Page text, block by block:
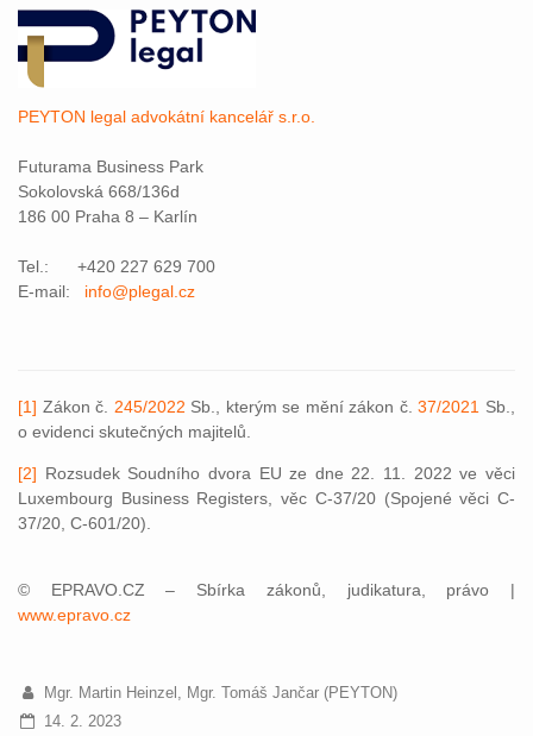
PEYTON legal advokátní kancelář s.r.o.
Futurama Business Park
Sokolovská 668/136d
186 00 Praha 8 – Karlín
Tel.: +420 227 629 700
E-mail: info@plegal.cz
[1] Zákon č. 245/2022 Sb., kterým se mění zákon č.37/2021 Sb.,
o evidenci skutečných majitelů.
[2] Rozsudek Soudního dvora EU ze dne 22. 11. 2022 ve věci
Luxembourg Business Registers, věc C‑37/20 (Spojené věci C-
37/20, C-601/20).
© EPRAVO.CZ – Sbírka zákonů, judikatura, právo |
www.epravo.cz
Mgr. Martin Heinzel, Mgr. Tomáš Jančar (PEYTON)
14. 2. 2023